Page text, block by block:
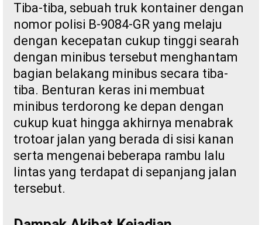
Tiba-tiba, sebuah truk kontainer dengan
nomor polisi B-9084-GR yang melaju
dengan kecepatan cukup tinggi searah
dengan minibus tersebut menghantam
bagian belakang minibus secara tiba-
tiba. Benturan keras ini membuat
minibus terdorong ke depan dengan
cukup kuat hingga akhirnya menabrak
trotoar jalan yang berada di sisi kanan
serta mengenai beberapa rambu lalu
lintas yang terdapat di sepanjang jalan
tersebut.